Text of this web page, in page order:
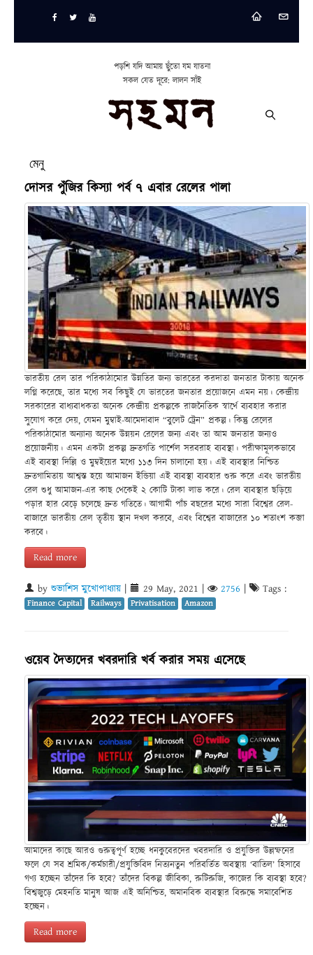
পড়শি যদি আমায় ছুঁতো যম যাতনা
সকল যেত দূরে: লালন সাঁই
মেনু
দোসর পুঁজির কিস্যা পর্ব ৭ এবার রেলের পালা
ভারতীয় রেল তার পরিকাঠামোর উন্নতির জন্য ভারতের করদাতা জনতার টাকায় অনেক
লগ্নি করেছে, তার মধ্যে সব কিছুই যে ভারতের জনতার প্রয়োজনে এমন নয়। কেন্দ্রীয়
সরকারের বাধ্যবাধকতা অনেক কেন্দ্রীয় প্রকল্পকে রাজনৈতিক স্বার্থে ব্যবহার করার
সুযোগ করে দেয়, যেমন মুম্বাই-আমেদাবাদ “বুলেট ট্রেন” প্রকল্প। কিন্তু রেলের
পরিকাঠামোর অন্যান্য অনেক উন্নয়ন রেলের জন্য এবং তা আম জনতার জন্যও
প্রয়োজনীয়। এমন একটা প্রকল্প দ্রুতগতি পার্শেল সরবরাহ ব্যবস্থা। পরীক্ষামূলকভাবে
এই ব্যবস্থা দিল্লি ও মুম্বইয়ের মধ্যে ১১৩ দিন চালানো হয়। এই ব্যবস্থার নিশ্চিত
দ্রুতগামিতায় আশ্বস্ত হয়ে আমাজন ইন্ডিয়া এই ব্যবস্থা ব্যবহার শুরু করে এবং ভারতীয়
রেল শুধু আমাজন-এর কাছ থেকেই ২ কোটি টাকা লাভ করে। রেল ব্যবস্থার ছড়িয়ে
পড়ার হার বেড়ে চলেছে দ্রুত গতিতে। আগামী পাঁচ বছরের মধ্যে সারা বিশ্বের রেল-
বাজারে ভারতীয় রেল তৃতীয় স্থান দখল করবে, এবং বিশ্বের বাজারের ১০ শতাংশ কব্জা
করবে।
Read more
by শুভাশিস মুখোপাধ্যায় 29 May, 2021 2756 Tags :
Finance Capital Railways Privatisation Amazon
ওয়েব দৈত্যদের খবরদারি খর্ব করার সময় এসেছে
আমাদের কাছে আরও গুরুত্বপূর্ণ হচ্ছে ধনকুবেরদের খবরদারি ও প্রযুক্তির উল্লম্ফনের
ফলে যে সব শ্রমিক/কর্মচারী/প্রযুক্তিবিদ নিত্যনতুন পরিবর্তিত অবস্থায় ‘বাতিল’ হিসাবে
গণ্য হচ্ছেন তাঁদের কি হবে? তাঁদের বিকল্প জীবিকা, রুটিরুজি, কাজের কি ব্যবস্থা হবে?
বিশ্বজুড়ে মেহনতি মানুষ আজ এই অনিশ্চিত, অমানবিক ব্যবস্থার বিরুদ্ধে সমাবেশিত
হচ্ছেন।
Read more